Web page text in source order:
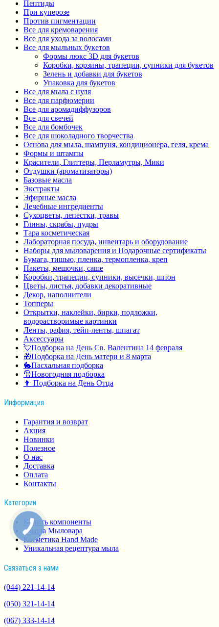
Пептиды
При куперозе
Против пигментации
Все для кремоварения
Все для ухода за волосами
Все для мыльных букетов
Формы люкс 3D для букетов
Коробки, корзины, трапеции, супники для букетов
Зелень и добавки для букетов
Упаковка для букетов
Все для мыла с нуля
Все для парфюмерии
Все для аромадиффузоров
Все для свечей
Все для бомбочек
Все для шоколадного творчества
Основа для мыла, шампуня, кондиционера, геля, крема
Формы и штампы
Красители, Глиттеры, Перламутры, Мики
Отдушки (ароматизаторы)
Базовые масла
Экстракты
Эфирные масла
Лечебные ингредиенты
Сухоцветы, лепестки, травы
Глины, скрабы, пудры
Тара косметическая
Лабораторная посуда, инвентарь и оборудование
Наборы для мыловарения и Подарочные сертификаты
Бумага, тишью, пленка, термопленка, креп
Пакеты, мешочки, саше
Коробки, трапеции, супники, высечки, шпон
Цветы, листья, добавки декоративные
Декор, наполнители
Топперы
Открытки, наклейки, бирки, подложки,
водорастворимые картинки
Ленты, рафия, тейп-ленты, шпагат
Аксессуары
💘Подборка на День Св. Валентина 14 февраля
🎁Подборка на День матери и 8 марта
🐇Пасхальная подборка
🎅Новогодняя подборка
👨 Подборка на День Отца
Информация
Гарантия и возврат
Акция
Новинки
Полезное
О нас
Доставка
Оплата
Контакты
Категории
Купить компоненты
Школа Мыловара
Косметика Hand Made
Уникальная рецептура мыла
Связаться з нами
(044) 221-14-14
(050) 321-14-14
(067) 333-14-14